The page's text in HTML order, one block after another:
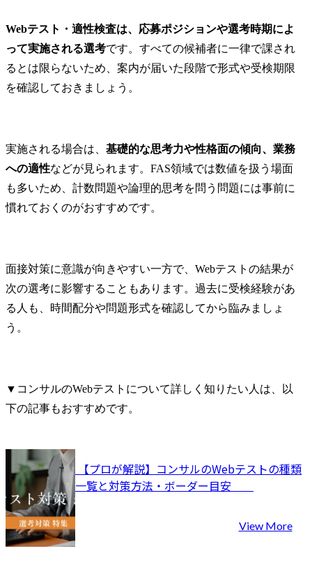
Webテスト・適性検査は、応募ポジションや選考時期によ
って実施される選考です。すべての候補者に一律で課され
るとは限らないため、案内が届いた段階で形式や受検期限
を確認しておきましょう。
実施される場合は、 基礎的な思考力や性格面の傾向、業務
への適性などが見られます。FAS領域では数値を扱う場面
も多いため、計数問題や論理的思考を問う問題には事前に
慣れておくのがおすすめです。
面接対策に意識が向きやすい一方で、Webテストの結果が
次の選考に影響することもあります。過去に受検経験があ
る人も、時間配分や問題形式を確認してから臨みましょ
う。
▼コンサルのWebテストについて詳しく知りたい人は、以
下の記事もおすすめです。
【プロが解説】コンサルのWebテストの種類
View More